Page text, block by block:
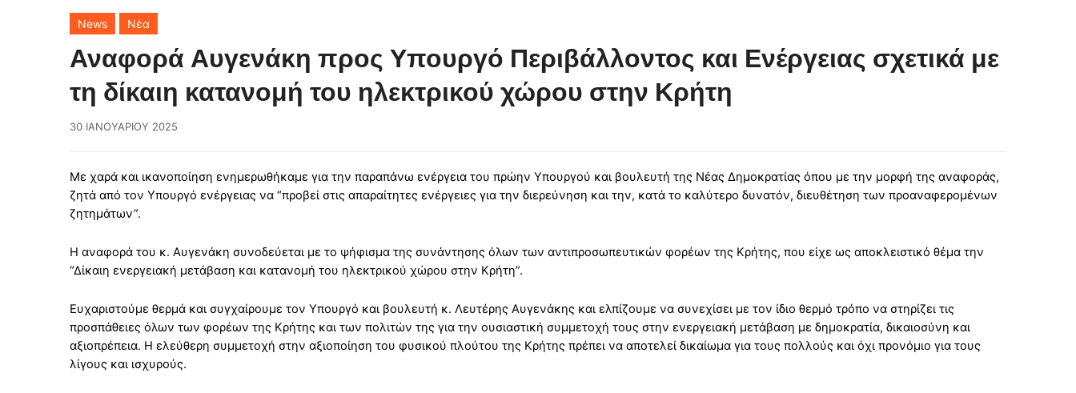
News Νέα
Αναφορά Αυγενάκη προς Υπουργό Περιβάλλοντος και Ενέργειας σχετικά με
τη δίκαιη κατανομή του ηλεκτρικού χώρου στην Κρήτη
30 ΙΑΝΟΥΑΡΊΟΥ 2025
Με χαρά και ικανοποίηση ενημερωθήκαμε για την παραπάνω ενέργεια του πρώην Υπουργού και βουλευτή της Νέας Δημοκρατίας όπου με την μορφή της αναφοράς,
ζητά από τον Υπουργό ενέργειας να “προβεί στις απαραίτητες ενέργειες για την διερεύνηση και την, κατά το καλύτερο δυνατόν, διευθέτηση των προαναφερομένων
ζητημάτων”.
Η αναφορά του κ. Αυγενάκη συνοδεύεται με το ψήφισμα της συνάντησης όλων των αντιπροσωπευτικών φορέων της Κρήτης, που είχε ως αποκλειστικό θέμα την
“Δίκαιη ενεργειακή μετάβαση και κατανομή του ηλεκτρικού χώρου στην Κρήτη”.
Ευχαριστούμε θερμά και συγχαίρουμε τον Υπουργό και βουλευτή κ. Λευτέρης Αυγενάκης και ελπίζουμε να συνεχίσει με τον ίδιο θερμό τρόπο να στηρίζει τις
προσπάθειες όλων των φορέων της Κρήτης και των πολιτών της για την ουσιαστική συμμετοχή τους στην ενεργειακή μετάβαση με δημοκρατία, δικαιοσύνη και
αξιοπρέπεια. Η ελεύθερη συμμετοχή στην αξιοποίηση του φυσικού πλούτου της Κρήτης πρέπει να αποτελεί δικαίωμα για τους πολλούς και όχι προνόμιο για τους
λίγους και ισχυρούς.